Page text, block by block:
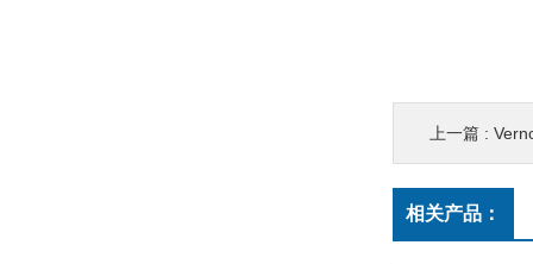
上一篇 :
相关产品：